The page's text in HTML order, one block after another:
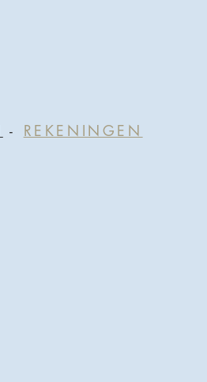
- REKENINGEN